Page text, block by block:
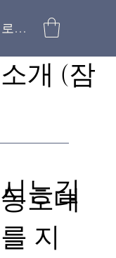
로그인
개 (잠
는길
호대
지